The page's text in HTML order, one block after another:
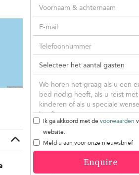
Ik ga akkoord met de voorwaarden
website.
Meld u aan voor onze nieuwsbrief
Enquire